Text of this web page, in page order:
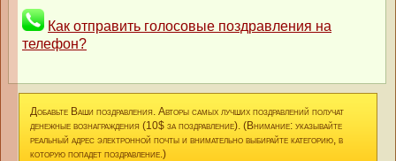
Как отправить голосовые поздравления на
телефон?
Добавьте Ваши поздравления. Авторы самых лучших поздравлений получат
денежные вознаграждения (10$ за поздравление). (Внимание: указывайте
реальный адрес электронной почты и внимательно выбирайте категорию, в
которую попадет поздравление.)